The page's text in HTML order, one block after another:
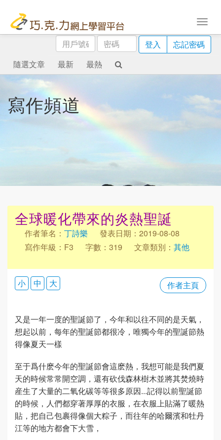
用
戶
號
碼
密
碼
登入
忘記密碼
隨選文章
最新 最熱
寫作頻道
全球暖化帶來的炎熱聖誕
作者筆名： 丁詩樂
發表日期：2019-08-08
寫作年級：F3
字數：319 文章類別： 其他
作者主頁
小 中 大
又是一年一度的聖誕節了，今年和以往不同的是天氣，
想起以前，每年的聖誕節都很冷，唯獨今年的聖誕節熱
得像夏天一樣
至于爲什麽今年的聖誕節會這麽熱，我想可能是我們夏
天的時候常常開空調，還有砍伐森林樹木並將其焚燒時
産生了大量的二氧化碳等等很多原因...記得以前聖誕節
的時候，人們都穿著厚厚的衣服，在衣服上貼滿了暖熱
貼，把自己包裹得像個大粽子，而往年的哈爾濱和牡丹
江等的地方都會下大雪，